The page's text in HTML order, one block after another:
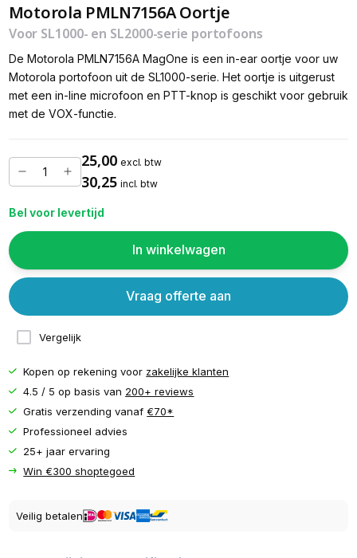
Motorola PMLN7156A Oortje
Voor SL1000- en SL2000-serie portofoons
De Motorola PMLN7156A MagOne is een in-ear oortje voor uw
Motorola portofoon uit de SL1000-serie. Het oortje is uitgerust
met een in-line microfoon en PTT-knop is geschikt voor gebruik
met de VOX-functie.
25,00 excl. btw
30,25 incl. btw
Bel voor levertijd
In winkelwagen
Vergelijk
Vraag offerte aan
Kopen op rekening voor zakelijke klanten
4.5 / 5 op basis van 200+ reviews
Gratis verzending vanaf€70*
Professioneel advies
25+ jaar ervaring
Win €300 shoptegoed
Veilig betalen